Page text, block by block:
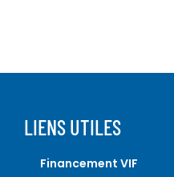
LIENS UTILES
Financement VIF